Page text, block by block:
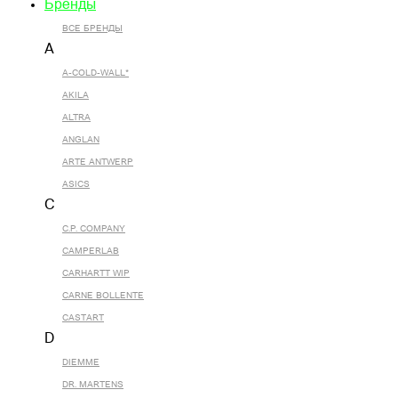
Бренды
ВСЕ БРЕНДЫ
A
A-COLD-WALL*
AKILA
ALTRA
ANGLAN
ARTE ANTWERP
ASICS
C
C.P. COMPANY
CAMPERLAB
CARHARTT WIP
CARNE BOLLENTE
CASTART
D
DIEMME
DR. MARTENS